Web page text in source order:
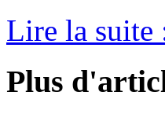
Lire la suite
Plus